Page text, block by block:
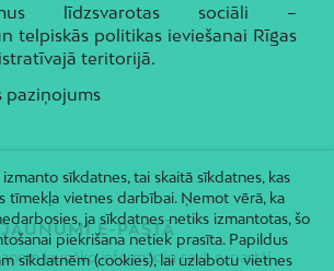
līdzsvarotas sociāli –
telpiskās politikas ieviešanai Rīgas
teritorijā.
paziņojums
JAUNUMI E-PASTĀ
jaunāko informāciju savā e-pastā!
sīkdatnes, tai skaitā sīkdatnes, kas
tīmekļa vietnes darbībai. Ņemot vērā, ka
ja sīkdatnes netiks izmantotas, šo
piekrišana netiek prasīta. Papildus
sīkdatnēm (cookies), lai uzlabotu vietnes